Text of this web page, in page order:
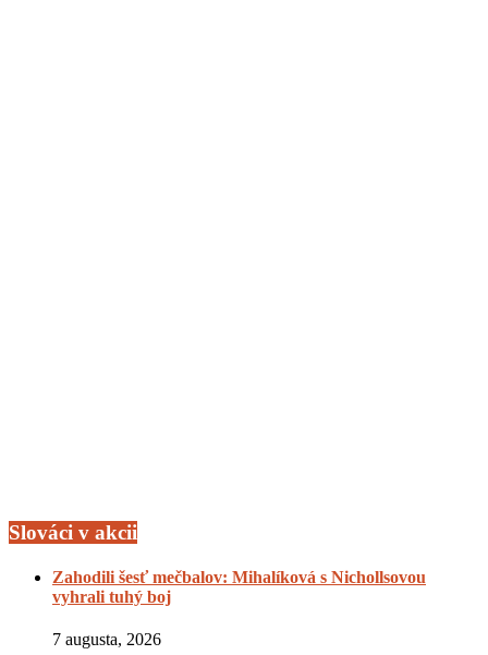
Slováci v akcii
Zahodili šesť mečbalov: Mihalíková s Nichollsovou
vyhrali tuhý boj
7 augusta, 2026